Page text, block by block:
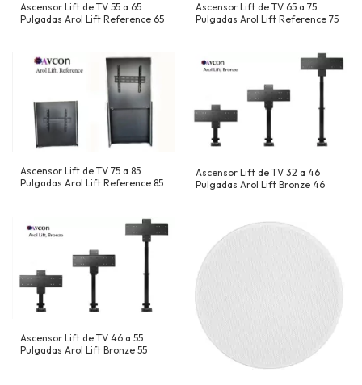
Ascensor Lift de TV 55 a 65
Pulgadas Arol Lift Reference 65
Ascensor Lift de TV 65 a 75
Pulgadas Arol Lift Reference 75
Ascensor Lift de TV 75 a 85
Pulgadas Arol Lift Reference 85
Ascensor Lift de TV 32 a 46
Pulgadas Arol Lift Bronze 46
Ascensor Lift de TV 46 a 55
Pulgadas Arol Lift Bronze 55